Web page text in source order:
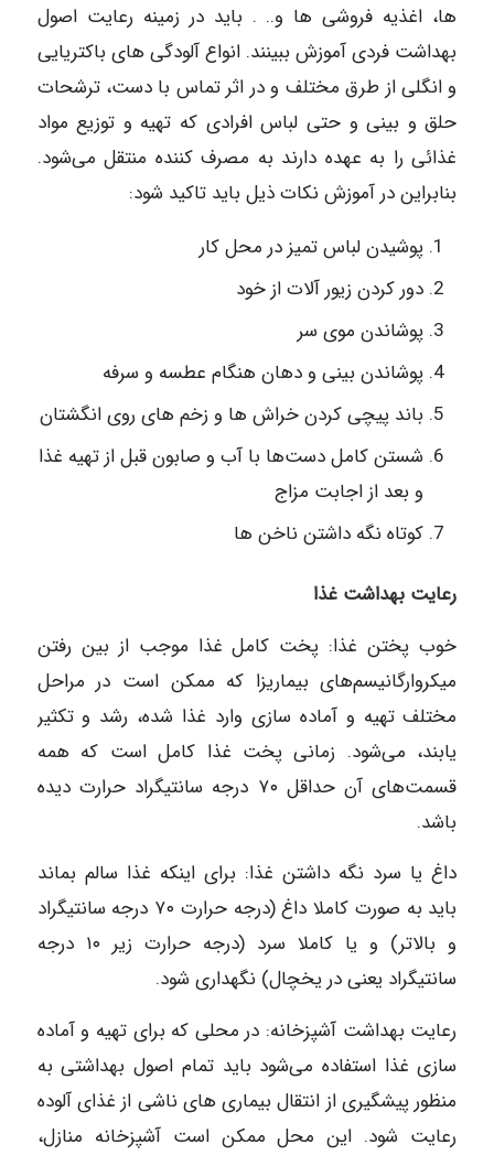
ها، اغذیه فروشی‌ ها و.. . باید در زمینه رعایت اصول
بهداشت فردی آموزش ببینند. انواع آلودگی های باکتریایی
و انگلی از طرق مختلف و در اثر تماس با دست، ترشحات
حلق و بینی و حتی لباس افرادی که تهیه و توزیع مواد
غذائی را به عهده دارند به مصرف کننده منتقل می‌شود.
بنابراین در آموزش نکات ذیل باید تاکید شود:
پوشیدن لباس تمیز در محل کار
دور کردن زیور آلات از خود
پوشاندن موی سر
پوشاندن بینی و دهان هنگام عطسه و سرفه
باند پیچی کردن خراش‌ ها و زخم‌ های روی انگشتان
شستن کامل دست‌ها با آب و صابون قبل از تهیه غذا
و بعد از اجابت مزاج
کوتاه نگه داشتن ناخن ها
رعایت بهداشت غذا
خوب پختن غذا: پخت کامل غذا موجب از بین رفتن
میکروارگانیسم‌های بیماریزا که ممکن است در مراحل
مختلف تهیه و آماده سازی وارد غذا شده، رشد و تکثیر
یابند، می‌شود. زمانی پخت غذا کامل است که همه
قسمت‌های آن حداقل ۷۰ درجه سانتیگراد حرارت دیده
باشد.
داغ یا سرد نگه داشتن غذا: برای اینکه غذا سالم بماند
باید به صورت کاملا داغ (درجه حرارت ۷۰ درجه سانتیگراد
و بالاتر) و یا کاملا سرد (درجه حرارت زیر ۱۰ درجه
سانتیگراد یعنی در یخچال) نگهداری شود.
رعایت بهداشت آشپزخانه: در محلی که برای تهیه و آماده
سازی غذا استفاده می‌شود باید تمام اصول بهداشتی به
منظور پیشگیری از انتقال بیماری های ناشی از غذای آلوده
رعایت شود. این محل ممکن است آشپزخانه منازل،